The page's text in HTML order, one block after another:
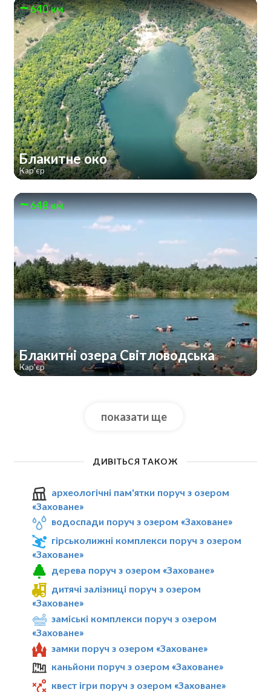
640 км
Блакитне око
Кар'єр
648 км
Блакитні озера Світловодська
Кар'єр
показати ще
ДИВІТЬСЯ ТАКОЖ
археологічні пам'ятки поруч з озером
«Заховане»
водоспади поруч з озером «Заховане»
гірськолижні комплекси поруч з озером
«Заховане»
дерева поруч з озером «Заховане»
дитячі залізниці поруч з озером
«Заховане»
заміські комплекси поруч з озером
«Заховане»
замки поруч з озером «Заховане»
каньйони поруч з озером «Заховане»
квест ігри поруч з озером «Заховане»